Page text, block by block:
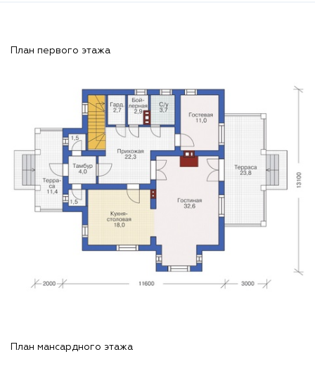
План первого этажа
План мансардного этажа